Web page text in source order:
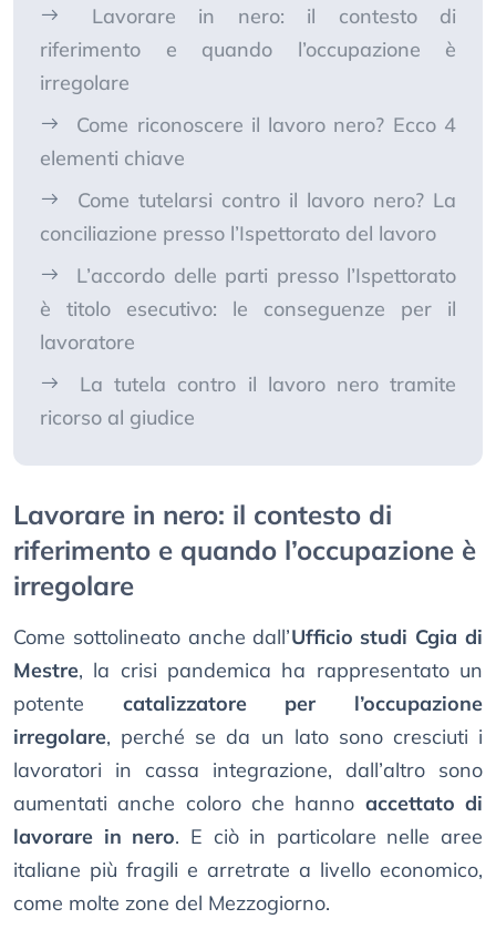
Lavorare in nero: il contesto di
riferimento e quando l’occupazione è
irregolare
Come riconoscere il lavoro nero? Ecco 4
elementi chiave
Come tutelarsi contro il lavoro nero? La
conciliazione presso l’Ispettorato del lavoro
L’accordo delle parti presso l’Ispettorato
è titolo esecutivo: le conseguenze per il
lavoratore
La tutela contro il lavoro nero tramite
ricorso al giudice
Lavorare in nero: il contesto di
riferimento e quando l’occupazione è
irregolare
Come sottolineato anche dall’Ufficio studi Cgia di
Mestre, la crisi pandemica ha rappresentato un
potente catalizzatore per l’occupazione
irregolare, perché se da un lato sono cresciuti i
lavoratori in cassa integrazione, dall’altro sono
aumentati anche coloro che hanno accettato di
lavorare in nero. E ciò in particolare nelle aree
italiane più fragili e arretrate a livello economico,
come molte zone del Mezzogiorno.